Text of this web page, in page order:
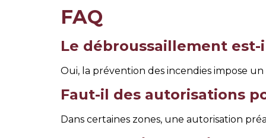
FAQ
Le débroussaillement
Oui, la prévention des incendies impose
Faut-il des autorisations
Dans certaines zones, une autorisation